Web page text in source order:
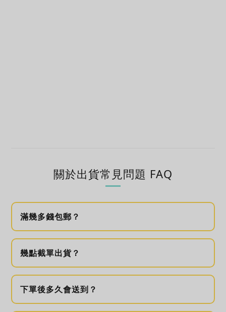
關於出貨常見問題 FAQ
滿幾多錢包郵？
幾點截單出貨？
下單後多久會送到？